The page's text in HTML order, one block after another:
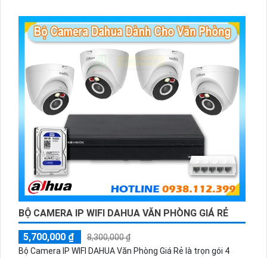
BỘ CAMERA IP WIFI DAHUA VĂN PHÒNG GIÁ RẺ
5,700,000 ₫
8,300,000 ₫
Bộ Camera IP WIFI DAHUA Văn Phòng Giá Rẻ là trọn gói 4